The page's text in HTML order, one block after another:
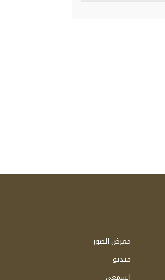
معرض الصور
فيديو
السمعي